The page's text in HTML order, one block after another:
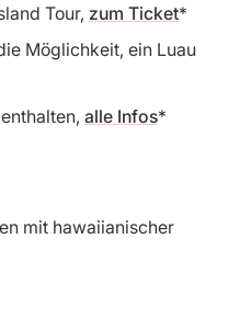
Tour, zum Ticket
Möglichkeit, ein Luau
alle Infos
mit hawaiianischer